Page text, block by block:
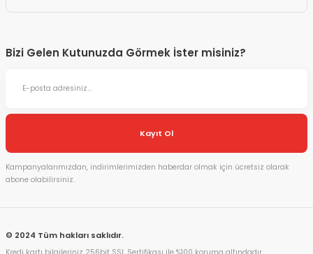
Bizi Gelen Kutunuzda Görmek İster misiniz?
Kayıt Ol
Kampanyalarımızdan, indirimlerimizden haberdar olmak için ücretsiz olarak
abone olabilirsiniz.
© 2024 Tüm hakları saklıdır.